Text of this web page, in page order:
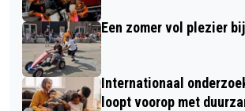
Een zomer vol plezier
Internationaal
loopt voorop met